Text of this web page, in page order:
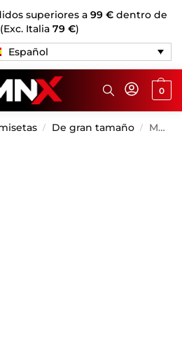
superiores a 99 €dentro de
Italia 79 €)
Español
0
/ De gran tamaño / MNX Extra T-shirt embossed, luz violeta